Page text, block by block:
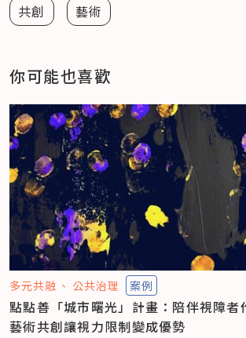
共創 藝術
你可能也喜歡
多元共融 公共治理 案例
點點善「城市曙光」計畫：陪伴視障者
藝術共創讓視力限制變成優勢